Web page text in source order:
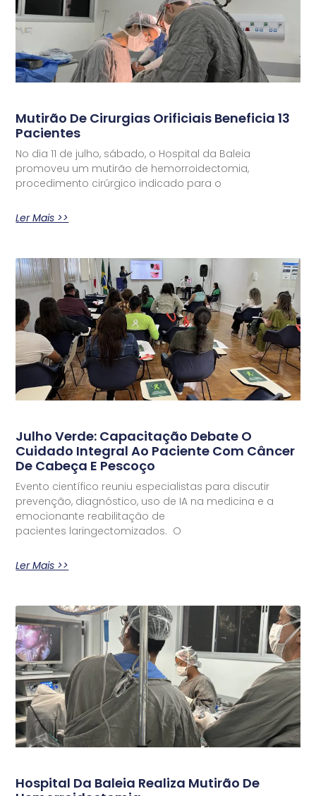
Mutirão De Cirurgias Orificiais Beneficia 13
Pacientes
No dia 11 de julho, sábado, o Hospital da Baleia
promoveu um mutirão de hemorroidectomia,
procedimento cirúrgico indicado para o
Ler Mais >>
Julho Verde: Capacitação Debate O
Cuidado Integral Ao Paciente Com Câncer
De Cabeça E Pescoço
Evento científico reuniu especialistas para discutir
prevenção, diagnóstico, uso de IA na medicina e a
emocionante reabilitação de
pacientes laringectomizados. O
Ler Mais >>
Hospital Da Baleia Realiza Mutirão De